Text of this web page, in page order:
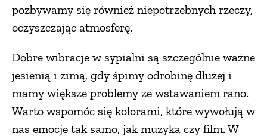
pozbywamy się również niepotrzebnych rzeczy,
oczyszczając atmosferę.
Dobre wibracje w sypialni są szczególnie ważne
jesienią i zimą, gdy śpimy odrobinę dłużej i
mamy większe problemy ze wstawaniem rano.
Warto wspomóc się kolorami, które wywołują w
nas emocje tak samo, jak muzyka czy film. W